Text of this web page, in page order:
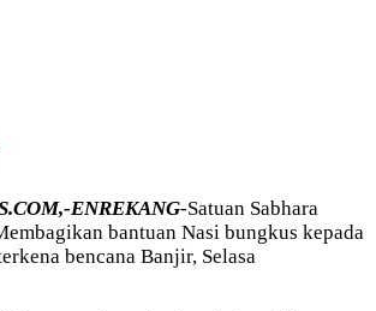
ENREKANG-Satuan Sabhara
bantuan Nasi bungkus kepada
bencana Banjir, Selasa